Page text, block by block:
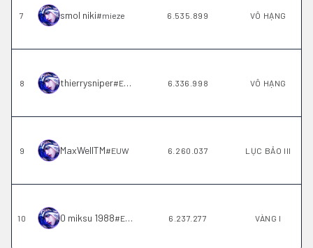
7 smol niki#mieze 6.535.899 VÔ HẠNG
8 thierrysniper#EUW 6.336.998 VÔ HẠNG
9 MaxWellTM#EUW 6.260.037 LỤC BẢO III
10 0 miksu 1988#EUW 6.237.277 VÀNG I